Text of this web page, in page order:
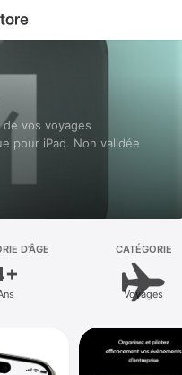
de vos voyages
pour iPad. Non validée
D’ÂGE CATÉGORIE
Voyages